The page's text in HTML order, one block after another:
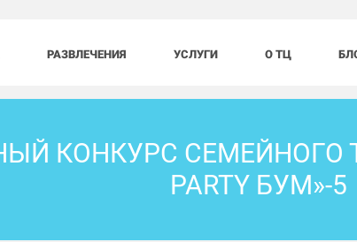
РАЗВЛЕЧЕНИЯ УСЛУГИ О ТЦ
КОНКУРС СЕМЕЙНОГО
PARTY БУМ»-5